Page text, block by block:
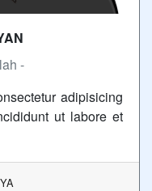
-
adipisicing
ut labore et